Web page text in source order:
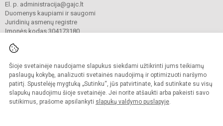
Šioje svetainėje naudojame slapukus siekdami užtikrinti jums teikiamų
paslaugų kokybę, analizuoti svetainės naudojimą ir optimizuoti naršymo
patirtį. Spustelėję mygtuką „Sutinku“, jūs patvirtinate, kad sutinkate su visų
slapukų naudojimu šioje svetainėje. Jei norite atšaukti arba pakeisti savo
sutikimus, prašome apsilankyti slapukų valdymo puslapyje.
El. p. administracija@gajc.lt
Duomenys kaupiami ir saugomi
Juridinių asmenų registre
Įmonės kodas 304173180
© 2024. Gargždų atviras jaunimo centras. Visos teisės saugomos.
Kopijuoti turinį be raštiško įstaigos administracijos sutikimo griežtai draudžiama.
Prieinamumo paraiška Slapukų valdymas
Sumanus būdas atnaujinti